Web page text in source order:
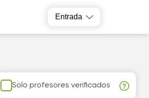
Entrada
Solo profesores verificados